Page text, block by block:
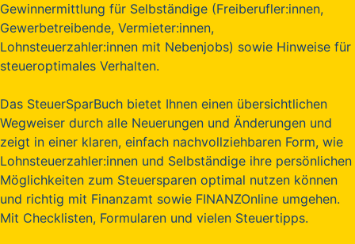
Gewinnermittlung für Selbständige (Freiberufler:innen,
Gewerbetreibende, Vermieter:innen,
Lohnsteuerzahler:innen mit Nebenjobs) sowie Hinweise für
steueroptimales Verhalten.
Das SteuerSparBuch bietet Ihnen einen übersichtlichen
Wegweiser durch alle Neuerungen und Änderungen und
zeigt in einer klaren, einfach nachvollziehbaren Form, wie
Lohnsteuerzahler:innen und Selbständige ihre persönlichen
Möglichkeiten zum Steuersparen optimal nutzen können
und richtig mit Finanzamt sowie FINANZOnline umgehen.
Mit Checklisten, Formularen und vielen Steuertipps.